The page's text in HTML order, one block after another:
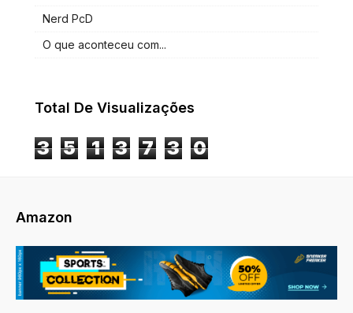
Nerd PcD
O que aconteceu com...
Total De Visualizações
3 5 1 3 7 3 0
Amazon